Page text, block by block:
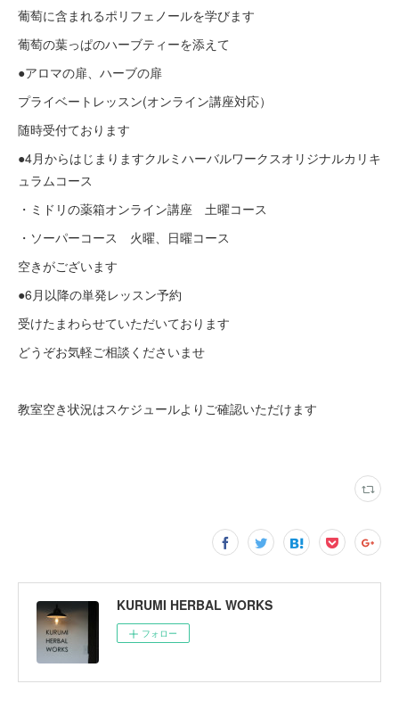
葡萄に含まれるポリフェノールを学びます
葡萄の葉っぱのハーブティーを添えて
●アロマの扉、ハーブの扉
プライベートレッスン(オンライン講座対応）
随時受付ております
●4月からはじまりますクルミハーバルワークスオリジナルカリキ
ュラムコース
・ミドリの薬箱オンライン講座 土曜コース
・ソーパーコース 火曜、日曜コース
空きがございます
●6月以降の単発レッスン予約
受けたまわらせていただいております
どうぞお気軽ご相談くださいませ
教室空き状況はスケジュールよりご確認いただけます
KURUMI HERBAL WORKS
フォロー